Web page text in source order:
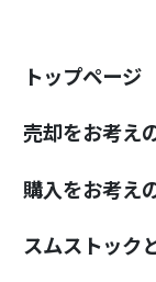
トップページ
売却をお考え
購入をお考え
スムストック